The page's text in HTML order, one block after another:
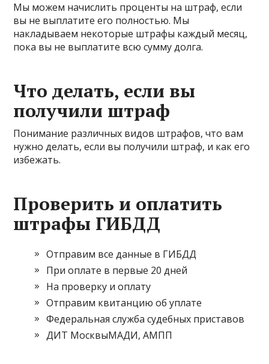
Мы можем начислить проценты на штраф, если
вы не выплатите его полностью. Мы
накладываем некоторые штрафы каждый месяц,
пока вы не выплатите всю сумму долга.
Что делать, если вы
получили штраф
Понимание различных видов штрафов, что вам
нужно делать, если вы получили штраф, и как его
избежать.
Проверить и оплатить
штрафы ГИБДД
Отправим все данные в ГИБДД
При оплате в первые 20 дней
На проверку и оплату
Отправим квитанцию об уплате
Федеральная служба судебных приставов
ДИТ МосквыМАДИ, АМПП